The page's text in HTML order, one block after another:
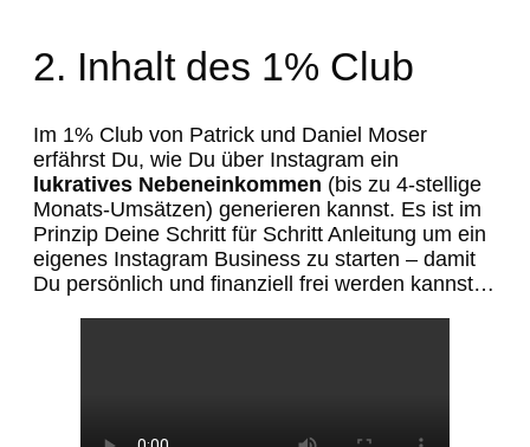
2. Inhalt des 1% Club
Im 1% Club von Patrick und Daniel Moser
erfährst Du, wie Du über Instagram ein
lukratives Nebeneinkommen (bis zu 4-stellige
Monats-Umsätzen) generieren kannst. Es ist im
Prinzip Deine Schritt für Schritt Anleitung um ein
eigenes Instagram Business zu starten – damit
Du persönlich und finanziell frei werden kannst…